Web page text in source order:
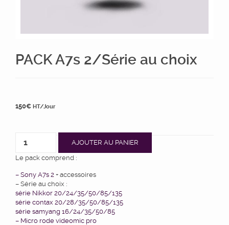
PACK A7s 2/Série au choix
150€ HT/Jour
AJOUTER AU PANIER
Le pack comprend :
– Sony A7s 2 + accessoires
– Série au choix :
série Nikkor 20/24/35/50/85/135
série contax 20/28/35/50/85/135
série samyang 16/24/35/50/85
– Micro rode videomic pro